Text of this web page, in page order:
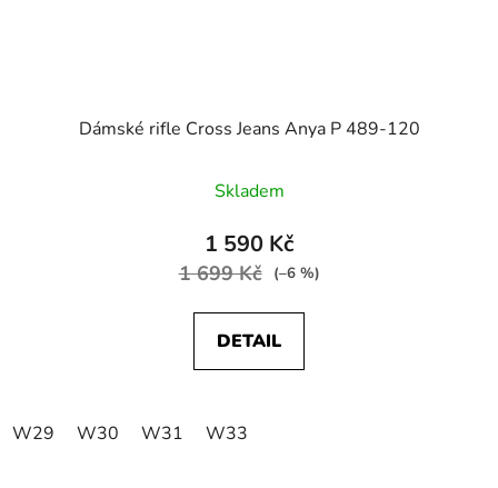
Dámské rifle Cross Jeans Anya P 489-120
Skladem
1 590 Kč
1 699 Kč (–6 %)
DETAIL
W29 W30 W31 W33